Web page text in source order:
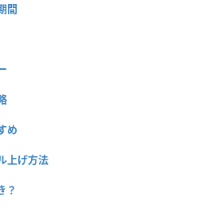
間
め
上げ方法
？